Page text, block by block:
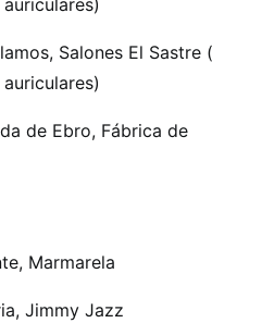
Salones El Sastre (
de Ebro, Fábrica de
Marmarela
Jimmy Jazz